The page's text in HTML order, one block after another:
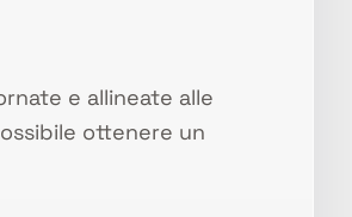
e allineate alle
ottenere un